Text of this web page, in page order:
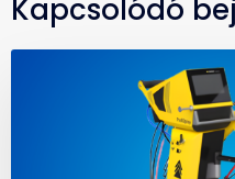
Kapcsolódó